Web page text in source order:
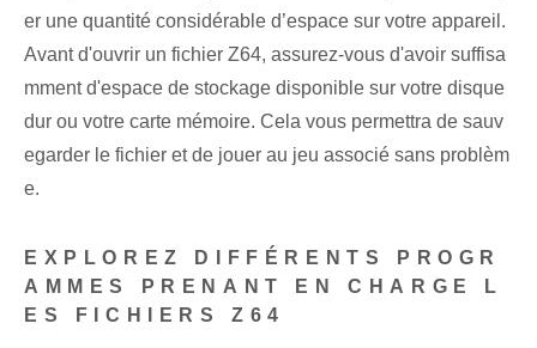
er une quantité considérable d’espace sur votre appareil. ⁢
Avant d'ouvrir un fichier Z64, assurez-vous d'avoir suffisa
mment d'espace de stockage disponible sur votre disque
dur ou votre carte mémoire. Cela vous permettra de sauv
egarder le fichier et de jouer au jeu associé sans problèm
e.
EXPLOREZ DIFFÉRENTS PROGR
AMMES PRENANT EN CHARGE L
ES FICHIERS Z64